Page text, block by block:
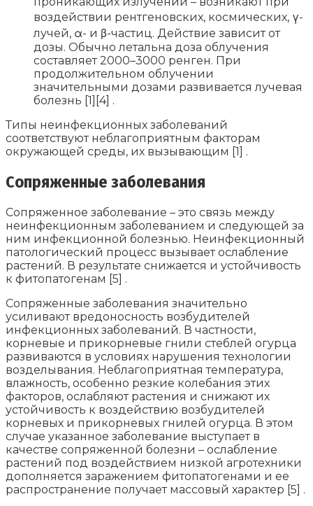
воздействии рентгеновских, космических, γ-
лучей, α- и β-частиц. Действие зависит от
дозы. Обычно летальна доза облучения
составляет 2000–3000 ренген. При
продолжительном облучении
значительными дозами развивается лучевая
болезнь [1][4] .
Типы неинфекционных заболеваний
соответствуют неблагоприятным факторам
окружающей среды, их вызывающим [1] .
Сопряженные заболевания
Сопряженное заболевание – это связь между
неинфекционным заболеванием и следующей за
ним инфекционной болезнью. Неинфекционный
патологический процесс вызывает ослабление
растений. В результате снижается и устойчивость
к фитопатогенам [5] .
Сопряженные заболевания значительно
усиливают вредоносность возбудителей
инфекционных заболеваний. В частности,
корневые и прикорневые гнили стеблей огурца
развиваются в условиях нарушения технологии
возделывания. Неблагоприятная температура,
влажность, особенно резкие колебания этих
факторов, ослабляют растения и снижают их
устойчивость к воздействию возбудителей
корневых и прикорневых гнилей огурца. В этом
случае указанное заболевание выступает в
качестве сопряженной болезни – ослабление
растений под воздействием низкой агротехники
дополняется заражением фитопатогенами и ее
распространение получает массовый характер [5] .